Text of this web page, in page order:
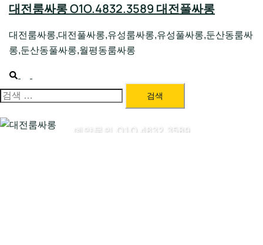
대전룸싸롱 O1O.4832.3589 대전풀싸롱
대전룸싸롱,대전풀싸롱,유성룸싸롱,유성풀싸롱,둔산동룸싸
롱,둔산동풀싸롱,월평동룸싸롱
Search
menu
검
대전룸싸롱 1위 하지원팀장
예약문의 O1O.4832.3589